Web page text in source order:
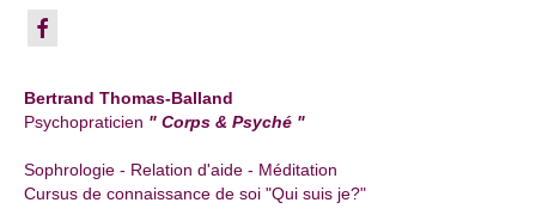
Bertrand Thomas-Balland
Psychopraticien " Corps & Psyché "
Sophrologie - Relation d'aide - Méditation
Cursus de connaissance de soi "Qui suis je?"